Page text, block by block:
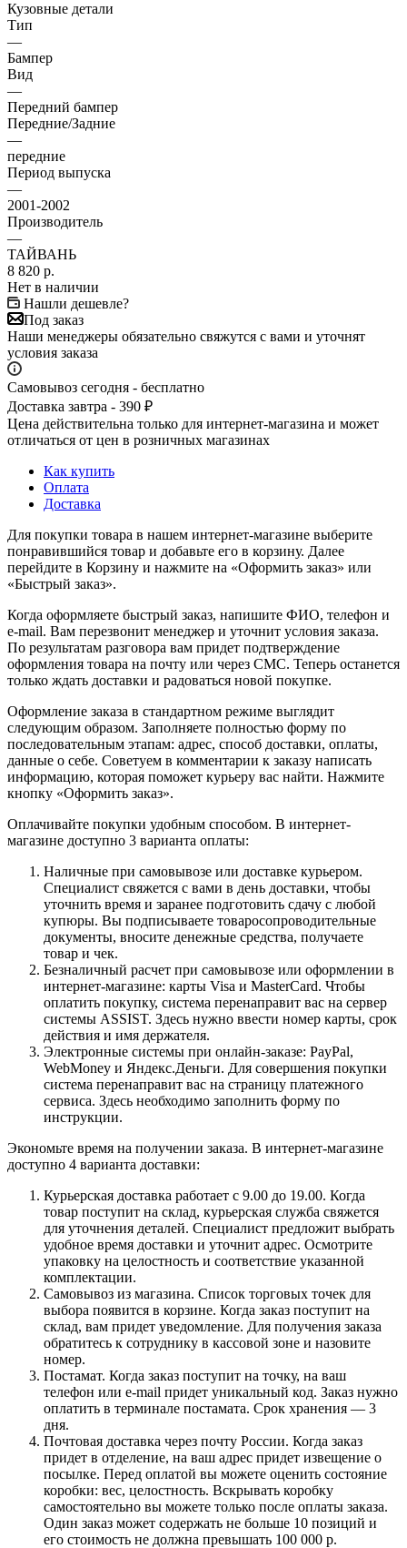
Кузовные детали
Тип
—
Бампер
Вид
—
Передний бампер
Передние/Задние
—
передние
Период выпуска
—
2001-2002
Производитель
—
ТАЙВАНЬ
8 820 р.
Нет в наличии
Нашли дешевле?
Под заказ
Наши менеджеры обязательно свяжутся с вами и уточнят
условия заказа
Самовывоз сегодня - бесплатно
Доставка завтра - 390 ₽
Цена действительна только для интернет-магазина и может
отличаться от цен в розничных магазинах
Как купить
Оплата
Доставка
Для покупки товара в нашем интернет-магазине выберите
понравившийся товар и добавьте его в корзину. Далее
перейдите в Корзину и нажмите на «Оформить заказ» или
«Быстрый заказ».
Когда оформляете быстрый заказ, напишите ФИО, телефон и
e-mail. Вам перезвонит менеджер и уточнит условия заказа.
По результатам разговора вам придет подтверждение
оформления товара на почту или через СМС. Теперь останется
только ждать доставки и радоваться новой покупке.
Оформление заказа в стандартном режиме выглядит
следующим образом. Заполняете полностью форму по
последовательным этапам: адрес, способ доставки, оплаты,
данные о себе. Советуем в комментарии к заказу написать
информацию, которая поможет курьеру вас найти. Нажмите
кнопку «Оформить заказ».
Оплачивайте покупки удобным способом. В интернет-
магазине доступно 3 варианта оплаты:
Наличные при самовывозе или доставке курьером.
Специалист свяжется с вами в день доставки, чтобы
уточнить время и заранее подготовить сдачу с любой
купюры. Вы подписываете товаросопроводительные
документы, вносите денежные средства, получаете
товар и чек.
Безналичный расчет при самовывозе или оформлении в
интернет-магазине: карты Visa и MasterCard. Чтобы
оплатить покупку, система перенаправит вас на сервер
системы ASSIST. Здесь нужно ввести номер карты, срок
действия и имя держателя.
Электронные системы при онлайн-заказе: PayPal,
WebMoney и Яндекс.Деньги. Для совершения покупки
система перенаправит вас на страницу платежного
сервиса. Здесь необходимо заполнить форму по
инструкции.
Экономьте время на получении заказа. В интернет-магазине
доступно 4 варианта доставки:
Курьерская доставка работает с 9.00 до 19.00. Когда
товар поступит на склад, курьерская служба свяжется
для уточнения деталей. Специалист предложит выбрать
удобное время доставки и уточнит адрес. Осмотрите
упаковку на целостность и соответствие указанной
комплектации.
Самовывоз из магазина. Список торговых точек для
выбора появится в корзине. Когда заказ поступит на
склад, вам придет уведомление. Для получения заказа
обратитесь к сотруднику в кассовой зоне и назовите
номер.
Постамат. Когда заказ поступит на точку, на ваш
телефон или e-mail придет уникальный код. Заказ нужно
оплатить в терминале постамата. Срок хранения — 3
дня.
Почтовая доставка через почту России. Когда заказ
придет в отделение, на ваш адрес придет извещение о
посылке. Перед оплатой вы можете оценить состояние
коробки: вес, целостность. Вскрывать коробку
самостоятельно вы можете только после оплаты заказа.
Один заказ может содержать не больше 10 позиций и
его стоимость не должна превышать 100 000 р.